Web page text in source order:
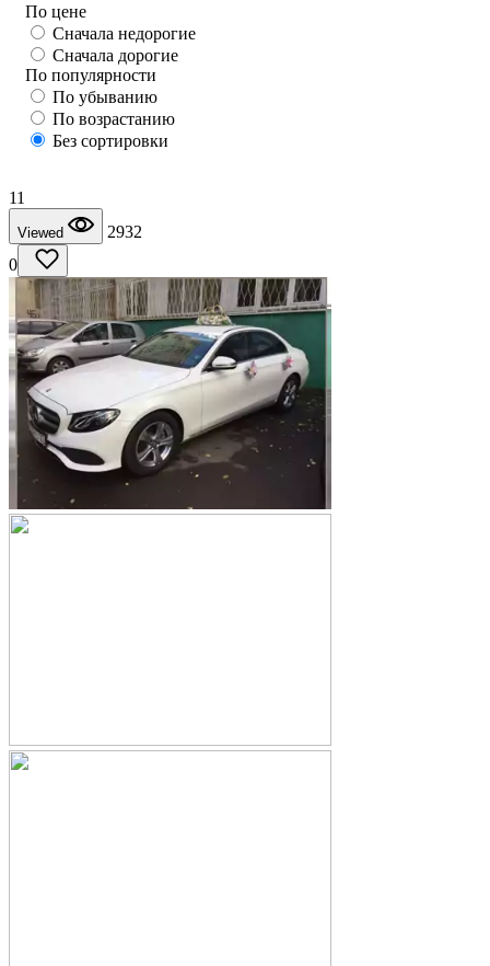
По цене
Сначала недорогие
Сначала дорогие
По популярности
По убыванию
По возрастанию
Без сортировки
11
Viewed
2932
0